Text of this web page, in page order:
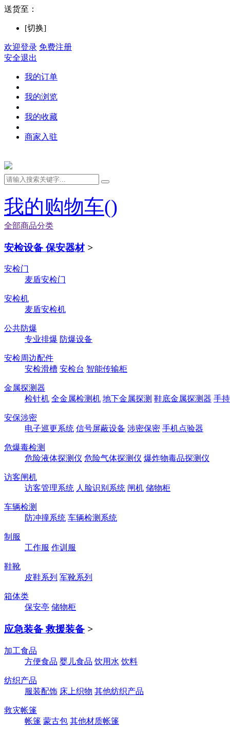
送货至：
[切换]
欢迎登录 免费注册
安全退出
我的订单
我的浏览
我的收藏
商家入驻
我的购物车()
全部商品分类
安检设备 保安器材 >
安检门
麦盾安检门
安检机
麦盾安检机
公共防爆
专业排爆 防爆设备
安检周边配件
安检滑槽 安检台 智能传输柜
金属探测器
检针机 全金属检测机 地下金属探测 鞋底金属探测器 手
安保涉密
电子巡更系统 信号屏蔽设备 涉密保密 手机点验器
危爆毒检测
危险液体探测仪 危险气体探测仪 爆炸物毒品探测仪
访客闸机
访客管理系统 人脸识别系统 闸机 储物柜
车辆检测
防冲撞系统 车辆检测系统
制服
工作服 作训服
鞋靴
皮鞋系列 军靴系列
箱体类
保安亭 储物柜
应急装备 救援装备 >
加工食品
方便食品 婴儿食品 饮用水 饮料
纺织产品
服装配饰 床上织物 其他纺织产品
救灾帐篷
帐篷 蒙古包 其他材质帐篷